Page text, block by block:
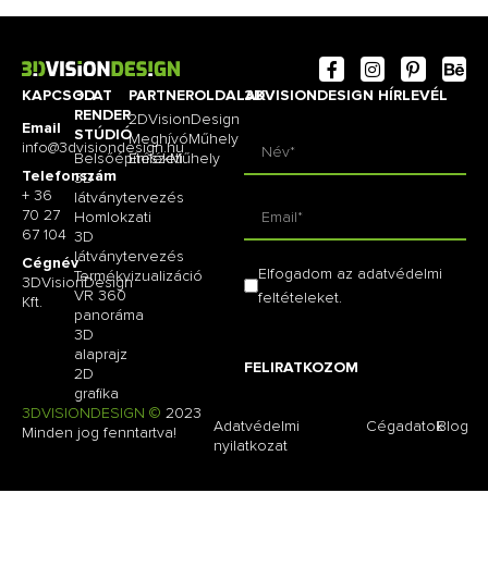
KAPCSOLAT
Email
info@3dvisiondesign.hu
Telefonszám
+ 36
70 27
67 104
Cégnév
3DVisionDesign
Kft.
3D
RENDER
STÚDIÓ
Belsőépítészeti
3D
látványtervezés
Homlokzati
3D
látványtervezés
Termékvizualizáció
VR 360
panoráma
3D
alaprajz
2D
grafika
PARTNEROLDALAK
2DVisionDesign
MeghívóMűhely
EmlékMűhely
3DVISIONDESIGN HÍRLEVÉL
Elfogadom az adatvédelmi
feltételeket.
FELIRATKOZOM
3DVISIONDESIGN © 2023
Minden jog fenntartva!
Adatvédelmi
nyilatkozat
CégadatokBlog